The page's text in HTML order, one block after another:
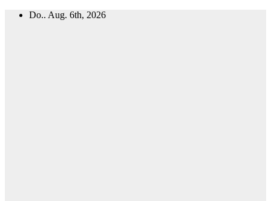
Zum
Do.. Aug. 6th, 2026